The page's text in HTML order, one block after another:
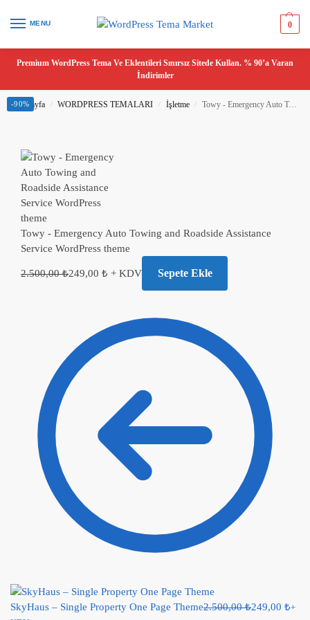
MENU 0
Premium WordPress Tema Ve Eklentileri Sınırsız Sitede Kullan. % 90’a Varan
İndirimler
Ana Sayfa / WORDPRESS TEMALARI / İşletme / Towy - Emergency Auto Towing and Roadside Assistance Service WordPress theme
Towy - Emergency Auto Towing and Roadside Assistance
Service WordPress theme
2.500,00₺249,00 ₺ + KDV Sepete Ekle
SkyHaus – Single Property One Page Theme2.500,00₺249,00 ₺+
-90%